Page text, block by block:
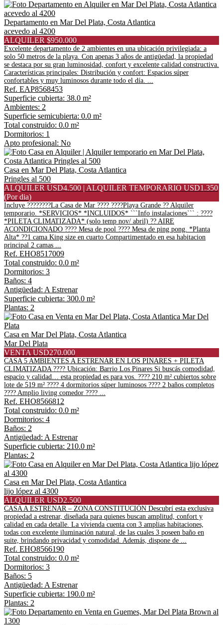
Departamento en Mar Del Plata, Costa Atlantica
acevedo al 4200
ALQUILER $950.000
Excelente departamento de 2 ambientes en una ubicación privilegiada: a
solo 50 metros de la playa. Con apenas 3 años de antigüedad, la propiedad
se destaca por su gran luminosidad, confort y excelente calidad constructiva.
Características principales: Distribución y confort: Espacios súper
confortables y muy luminosos durante todo el día. ...
Ref. EAP8568453
Superficie cubierta: 38.0 m²
Ambientes: 2
Superficie semicubierta: 0.0 m²
Total construido: 0.0 m²
Dormitorios: 1
Apto profesional: No
Casa en Mar Del Plata, Costa Atlantica
Pringles al 500
ALQUILER USD4.500 | ALQUILER TEMPORARIO USD1.350
(Por dia)
Incluye ????????La Casa de Mar ???? ????Playa Grande ?? Alquiler
temporario. *SERVICIOS* *INCLUIDOS* ```Info instalaciones``` : ????
*PILETA CLIMATIZADA* (solo temp nov/ abril) ?? AIRE
ACONDICIONADO ???? Mesa de pool ???? Mesa de ping pong. *Planta
Alta* ??1 cama King size en cuarto Compartimentado en esa habitacion
principal 2 camas ...
Ref. EHO8517009
Total construido: 0.0 m²
Dormitorios: 3
Baños: 4
Antigüedad: A Estrenar
Superficie cubierta: 300.0 m²
Plantas: 2
Casa en Mar Del Plata, Costa Atlantica
Mar Del Plata
VENTA USD270.000
CASA 5 AMBIENTES A ESTRENAR EN LOS PINARES + PILETA
CLIMATIZADA ???? Ubicación: Barrio Los Pinares Si buscás comodidad,
espacio y calidad… esta propiedad es para vos. ???? 210 m² cubiertos sobre
lote de 519 m² ???? 4 dormitorios súper luminosos ???? 2 baños completos
???? Amplio living comedor ???? ...
Ref. EHO8566812
Total construido: 0.0 m²
Dormitorios: 4
Baños: 2
Antigüedad: A Estrenar
Superficie cubierta: 210.0 m²
Plantas: 2
Casa en Mar Del Plata, Costa Atlantica
lijo lópez al 4300
ALQUILER USD2.500
CASA A ESTRENAR – ZONA CONSTITUCIÓN Descubrí esta exclusiva
propiedad a estrenar, diseñada para quienes buscan amplitud, confort y
calidad en cada detalle. La vivienda cuenta con 3 amplias habitaciones,
todas con excelente iluminación natural, de las cuales 3 poseen baño en
suite, brindando privacidad y comodidad. Además, dispone de ...
Ref. EHO8566190
Total construido: 0.0 m²
Dormitorios: 3
Baños: 5
Antigüedad: A Estrenar
Superficie cubierta: 190.0 m²
Plantas: 2